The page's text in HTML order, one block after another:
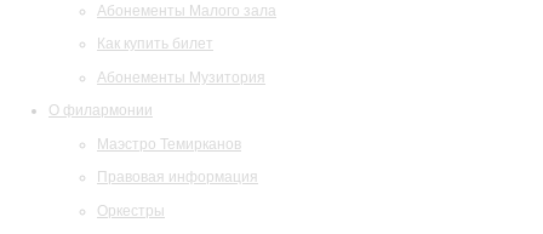
Абонементы Малого зала
Как купить билет
Абонементы Музитория
О филармонии
Маэстро Темирканов
Правовая информация
Оркестры